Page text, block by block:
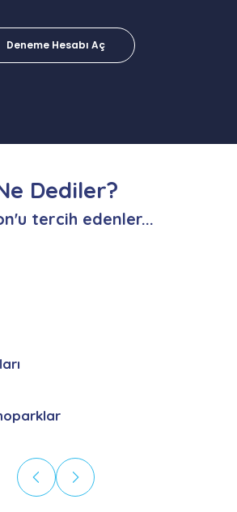
Deneme Hesabı Aç
Dediler?
tercih edenler...